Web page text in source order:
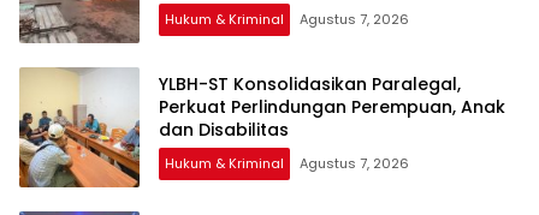
Hukum & Kriminal Agustus 7, 2026
YLBH-ST Konsolidasikan Paralegal,
Perkuat Perlindungan Perempuan, Anak
Hukum & Kriminal Agustus 7, 2026